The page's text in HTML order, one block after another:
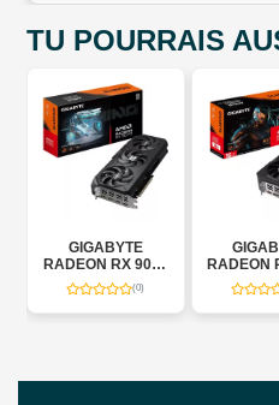
TU POURRAIS
GIGABYTE
RADEON RX 9070
GAMING OC 16G
(0)
RADEON
XT